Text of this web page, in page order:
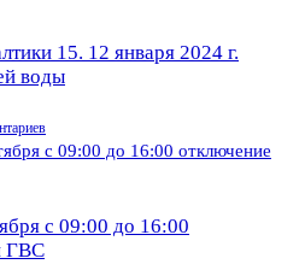
15. 12 января 2024 г.
воды
с 09:00 до 16:00
ГВС